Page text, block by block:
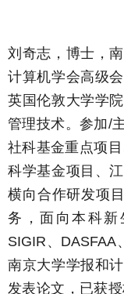
刘奇志，博士，
计算机学会高级
英国伦敦大学学
管理技术。参加/
社科基金重点项
科学基金项目、
横向合作研发项
务，面向本科新
SIGIR 、 DASFAA
南京大学学报和
发表论文，已获